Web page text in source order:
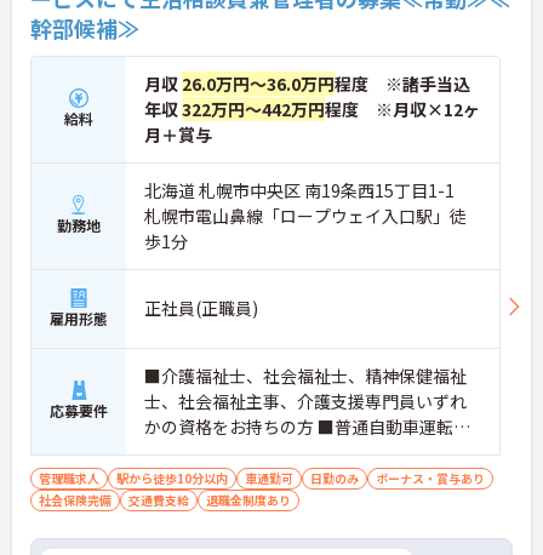
幹部候補≫
給料
月収 26.0万円～36.0万円程度 ※諸手当込
年収322万円～442万円程度 ※月収×12ヶ
月＋賞与
勤務地
北海道 札幌市中央区 南19条西15丁目1-1
札幌市電山鼻線「ロープウェイ入口駅」徒
歩1分
雇用形態 正社員(正職員)
応募要件
■介護福祉士、社会福祉士、精神保健福祉
士、社会福祉主事、介護支援専門員いずれ
かの資格をお持ちの方 ■普通自動車運転免
許（AT限定可） ■管理者経験がある方 ■W
ord・Excelの基本操作ができる方
管理職求人 駅から徒歩10分以内 車通勤可 日勤のみ
ボーナス・賞与あり
社会保険完備
交通費支給 退職金制度あり